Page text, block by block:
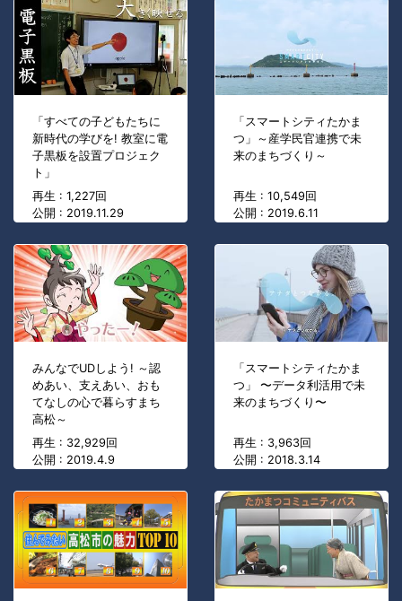
「すべての子どもたちに
新時代の学びを! 教室に電
子黒板を設置プロジェク
ト」
再生 : 1,227回
公開 : 2019.11.29
「スマートシティたかま
つ」～産学民官連携で未
来のまちづくり～
再生 : 10,549回
公開 : 2019.6.11
みんなでUDしよう! ～認
めあい、支えあい、おも
てなしの心で暮らすまち
高松～
再生 : 32,929回
公開 : 2019.4.9
「スマートシティたかま
つ」 〜データ利活用で未
来のまちづくり〜
再生 : 3,963回
公開 : 2018.3.14